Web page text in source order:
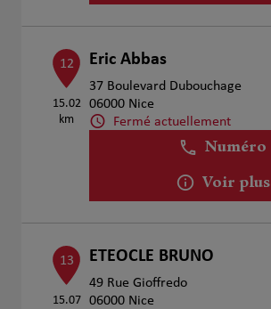
12
15.02
km
Eric Abbas
37 Boulevard Dubouchage
06000 Nice
Fermé actuellement
Numéro
Voir plus
13
15.07
ETEOCLE BRUNO
49 Rue Gioffredo
06000 Nice